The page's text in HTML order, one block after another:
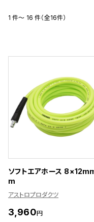
1 件～ 16 件（全16件）
ソフトエアホース
m
アストロプロダクツ
3,960円